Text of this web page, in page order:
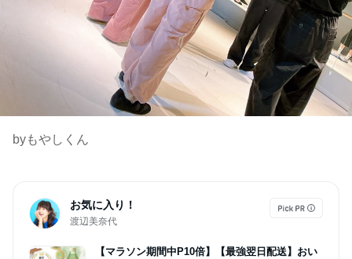
byもやしくん
お気に入り！
渡辺美奈代
【マラソン期間中P10倍】【最強翌日配送】おい